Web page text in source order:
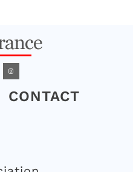
CONTACT